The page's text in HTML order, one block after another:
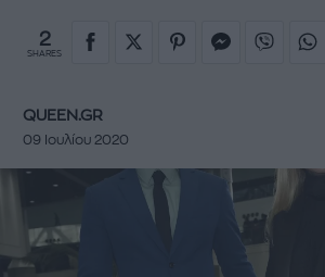
2
SHARES
QUEEN.GR
09 Ιουλίου 2020